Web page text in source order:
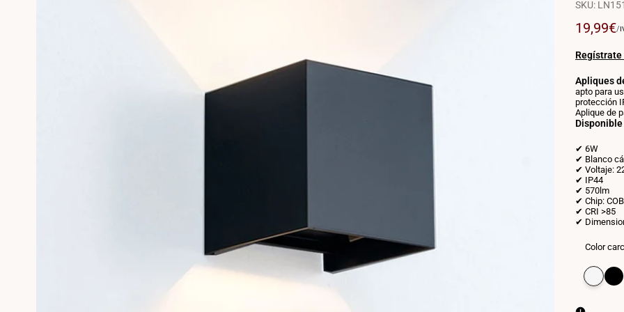
SKU:
Precio
venta
19,99€/
Apliques
apto para
protección
Aplique de
✔ 6W
✔ Blanco
✔ Voltaje:
✔ IP44
✔ 570lm
✔ Chip: COB
✔ CRI >85
✔
Color
Variante
Blanco